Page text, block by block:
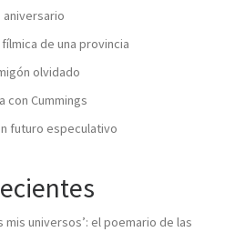
aniversario
de una provincia
olvidado
con Cummings
futuro especulativo
mis universos’: el poemario de las